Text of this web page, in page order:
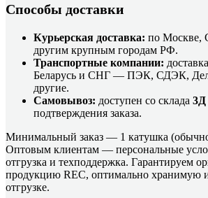
Способы доставки
Курьерская доставка: по Москве,
другим крупным городам РФ.
Транспортные компании:
Беларусь и СНГ — ПЭК, СДЭК,
другие.
Самовывоз: доступен со склада 3Д
подтверждения заказа.
Минимальный заказ — 1 катушка
Оптовым клиентам — персональные
отгрузка и техподдержка. Гарантируем
продукцию REC, оптимально хранимую
отгрузке.